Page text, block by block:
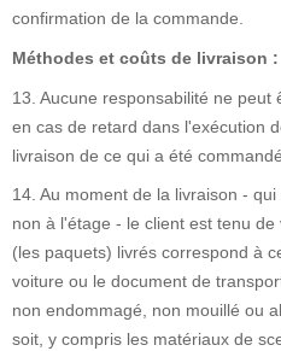
confirmation de la commande.
Méthodes et coûts de livraison :
13. Aucune responsabilité ne
en cas de retard dans l'exécution
livraison de ce qui a été commandé.
14. Au moment de la livraison -
non à l'étage - le client est tenu
(les paquets) livrés correspond à
voiture ou le document de
non endommagé, non mouillé ou
soit, y compris les matériaux de